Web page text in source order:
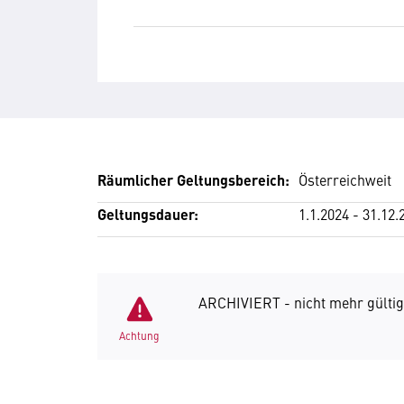
Räumlicher Geltungsbereich: Österreichweit
Geltungsdauer: 1.1.2024 -
Achtung
ARCHIVIERT - nicht mehr gültig